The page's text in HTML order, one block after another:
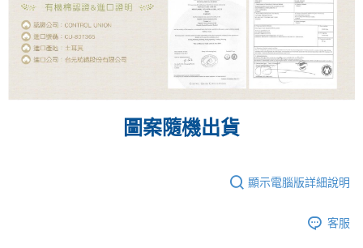
圖案隨機出貨
顯示電腦版詳細說明
客服